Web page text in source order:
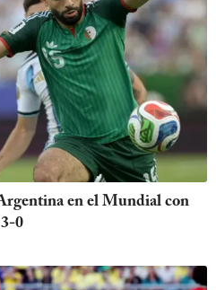
en el Mundial con
0